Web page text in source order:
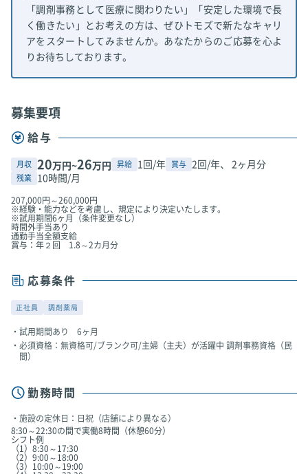
「調剤事務として医療に関わりたい」「安定した環境で長
く働きたい」とお考えの方は、ぜひトモズで新たなキャリ
アをスタートしてみませんか。あなたからのご応募を心よ
りお待ちしております。
募集要項
給与
月収 20万円~26万円 昇給 1回/年 賞与 2回/年、 2ヶ月分
残業 10時間/月
207,000円～260,000円
※経験・能力などを考慮し、規定により決定いたします。
※試用期間6ヶ月（条件変更なし）
時間外手当あり
通勤手当全額支給
賞与：年２回 1.8～2カ月分
応募条件
正社員 調剤薬局
試用期間あり 6ヶ月
必須資格：無資格可/ブランク可/主婦（主夫）が活躍中 調剤事務資格（民
間）
勤務時間
施設の定休日：日祝（店舗により異なる）
8:30～22:30の間で実働8時間（休憩60分）
シフト例
（1）8:30～17:30
（2）9:00～18:00
（3）10:00～19:00